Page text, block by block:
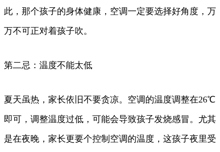
此，那个孩子的身体健康，空调一定要选择好角度，万
万不可正对着孩子吹。
第二忌：温度不能太低
夏天虽热，家长依旧不要贪凉。空调的温度调整在26℃
即可，调整温度过低，可能会导致孩子发烧感冒。尤其
是在夜晚，家长更要个控制空调的温度，这孩子夜里受